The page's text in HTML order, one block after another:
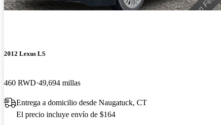
2012 Lexus LS
460 RWD 49,694 millas
Entrega a domicilio desde Naugatuck, CT
El precio incluye envío de $164